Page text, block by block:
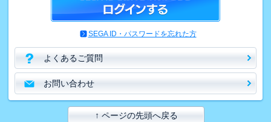
SEGA ID・パスワードを忘れた方
よくあるご質問
お問い合わせ
↑ ページの先頭へ戻る